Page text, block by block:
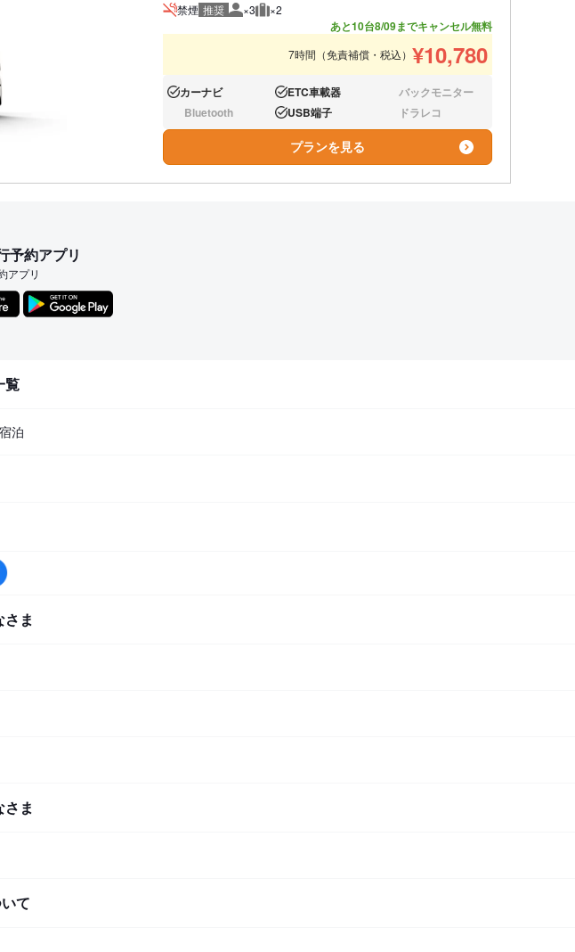
禁煙 推奨 推奨人数
×3 推奨荷物
×2
あと10台8/09までキャンセル無料
7時間（免責補償・税込） ¥10,780
あり:カーナビ あり:ETC車載器 なし:バックモニター
なし:Bluetooth あり:USB端子 なし:ドラレコ
プランを見る
予約アプリ
アプリ
覧
宿泊
ま
ま
て